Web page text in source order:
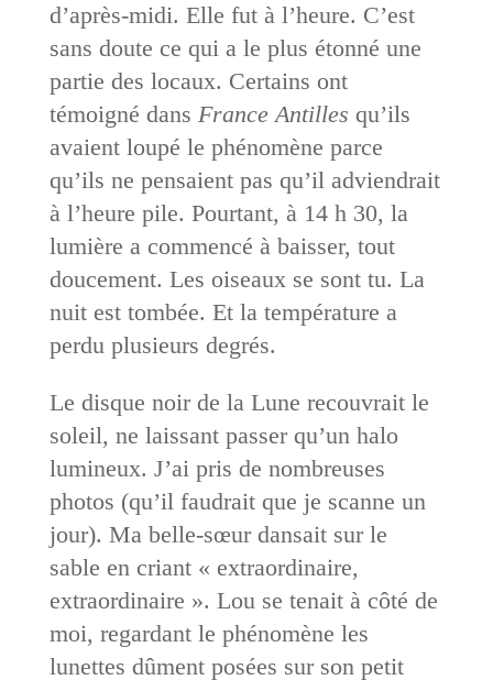
d’après-midi. Elle fut à l’heure. C’est
sans doute ce qui a le plus étonné une
partie des locaux. Certains ont
témoigné dans France Antilles qu’ils
avaient loupé le phénomène parce
qu’ils ne pensaient pas qu’il adviendrait
à l’heure pile. Pourtant, à 14 h 30, la
lumière a commencé à baisser, tout
doucement. Les oiseaux se sont tu. La
nuit est tombée. Et la température a
perdu plusieurs degrés.
Le disque noir de la Lune recouvrait le
soleil, ne laissant passer qu’un halo
lumineux. J’ai pris de nombreuses
photos (qu’il faudrait que je scanne un
jour). Ma belle-sœur dansait sur le
sable en criant « extraordinaire,
extraordinaire ». Lou se tenait à côté de
moi, regardant le phénomène les
lunettes dûment posées sur son petit